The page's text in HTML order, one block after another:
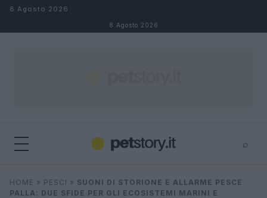
Salta al contenuto
8 Agosto 2026
8 Agosto 2026
⌕
Cerca ⌕
HOME » PESCI » SUONI DI STORIONE E ALLARME PESCE
PALLA: DUE SFIDE PER GLI ECOSISTEMI MARINI E